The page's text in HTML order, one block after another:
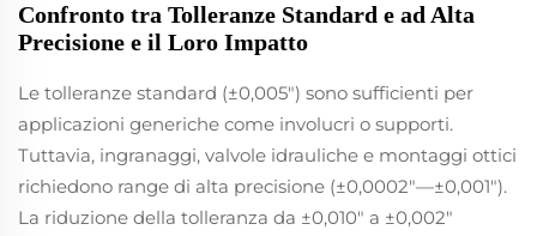
Confronto tra Tolleranze Standard e ad Alta
Precisione e il Loro Impatto
Le tolleranze standard (±0,005") sono sufficienti per
applicazioni generiche come involucri o supporti.
Tuttavia, ingranaggi, valvole idrauliche e montaggi ottici
richiedono range di alta precisione (±0,0002"—±0,001").
La riduzione della tolleranza da ±0,010" a ±0,002"